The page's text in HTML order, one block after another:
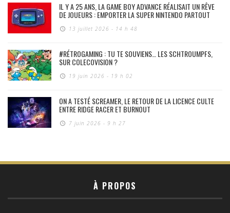
IL Y A 25 ANS, LA GAME BOY ADVANCE RÉALISAIT UN RÊVE
DE JOUEURS : EMPORTER LA SUPER NINTENDO PARTOUT
13 juillet 2026 - 14 h 48
#RÉTROGAMING : TU TE SOUVIENS… LES SCHTROUMPFS,
SUR COLECOVISION ?
19 juin 2026 - 19 h 02
ON A TESTÉ SCREAMER, LE RETOUR DE LA LICENCE CULTE
ENTRE RIDGE RACER ET BURNOUT
7 juin 2026 - 9 h 27
À PROPOS